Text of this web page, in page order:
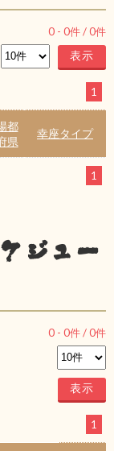
0 - 0件 /0件
1
都
県
幸座タイプ
1
ジュー
0 - 0件 /0件
1